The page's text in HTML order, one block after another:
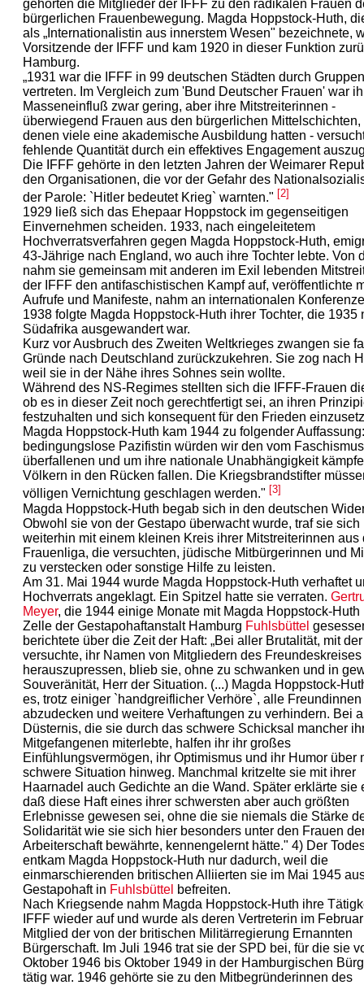
gehörten die Mitglieder der IFFF zu den radikalen Frauen
bürgerlichen Frauenbewegung. Magda Hoppstock-Huth,
als „Internationalistin aus innerstem Wesen" bezeichnete,
Vorsitzende der IFFF und kam 1920 in dieser Funktion
Hamburg.
„1931 war die IFFF in 99 deutschen Städten durch Gruppen
vertreten. Im Vergleich zum 'Bund Deutscher Frauen' war
Masseneinfluß zwar gering, aber ihre Mitstreiterinnen -
überwiegend Frauen aus den bürgerlichen Mittelschichten,
denen viele eine akademische Ausbildung hatten -
fehlende Quantität durch ein effektives Engagement
Die IFFF gehörte in den letzten Jahren der Weimarer
den Organisationen, die vor der Gefahr des
der Parole: `Hitler bedeutet Krieg` warnten." [2]
1929 ließ sich das Ehepaar Hoppstock im gegenseitigen
Einvernehmen scheiden. 1933, nach eingeleitetem
Hochverratsverfahren gegen Magda Hoppstock-Huth,
43-Jährige nach England, wo auch ihre Tochter lebte. Von
nahm sie gemeinsam mit anderen im Exil lebenden
der IFFF den antifaschistischen Kampf auf, veröffentlichte
Aufrufe und Manifeste, nahm an internationalen
1938 folgte Magda Hoppstock-Huth ihrer Tochter, die 1935
Südafrika ausgewandert war.
Kurz vor Ausbruch des Zweiten Weltkrieges zwangen sie
Gründe nach Deutschland zurückzukehren. Sie zog nach
weil sie in der Nähe ihres Sohnes sein wollte.
Während des NS-Regimes stellten sich die IFFF-Frauen
ob es in dieser Zeit noch gerechtfertigt sei, an ihren
festzuhalten und sich konsequent für den Frieden
Magda Hoppstock-Huth kam 1944 zu folgender
bedingungslose Pazifistin würden wir den vom Faschismus
überfallenen und um ihre nationale Unabhängigkeit
Völkern in den Rücken fallen. Die Kriegsbrandstifter
völligen Vernichtung geschlagen werden." [3]
Magda Hoppstock-Huth begab sich in den deutschen
Obwohl sie von der Gestapo überwacht wurde, traf sie sich
weiterhin mit einem kleinen Kreis ihrer Mitstreiterinnen aus
Frauenliga, die versuchten, jüdische Mitbürgerinnen und
zu verstecken oder sonstige Hilfe zu leisten.
Am 31. Mai 1944 wurde Magda Hoppstock-Huth verhaftet
Hochverrats angeklagt. Ein Spitzel hatte sie verraten.
Meyer, die 1944 einige Monate mit Magda Hoppstock-Huth
Zelle der Gestapohaftanstalt Hamburg Fuhlsbüttel
berichtete über die Zeit der Haft: „Bei aller Brutalität, mit
versuchte, ihr Namen von Mitgliedern des Freundeskreises
herauszupressen, blieb sie, ohne zu schwanken und in
Souveränität, Herr der Situation. (...) Magda Hoppstock-
es, trotz einiger `handgreiflicher Verhöre`, alle Freundinnen
abzudecken und weitere Verhaftungen zu verhindern. Bei
Düsternis, die sie durch das schwere Schicksal mancher
Mitgefangenen miterlebte, halfen ihr ihr großes
Einfühlungsvermögen, ihr Optimismus und ihr Humor über
schwere Situation hinweg. Manchmal kritzelte sie mit ihrer
Haarnadel auch Gedichte an die Wand. Später erklärte sie
daß diese Haft eines ihrer schwersten aber auch größten
Erlebnisse gewesen sei, ohne die sie niemals die Stärke
Solidarität wie sie sich hier besonders unter den Frauen
Arbeiterschaft bewährte, kennengelernt hätte." 4) Der
entkam Magda Hoppstock-Huth nur dadurch, weil die
einmarschierenden britischen Alliierten sie im Mai 1945
Gestapohaft in Fuhlsbüttel befreiten.
Nach Kriegsende nahm Magda Hoppstock-Huth ihre
IFFF wieder auf und wurde als deren Vertreterin im
Mitglied der von der britischen Militärregierung Ernannten
Bürgerschaft. Im Juli 1946 trat sie der SPD bei, für die sie
Oktober 1946 bis Oktober 1949 in der Hamburgischen
tätig war. 1946 gehörte sie zu den Mitbegründerinnen des